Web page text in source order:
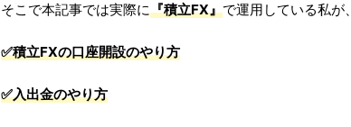
そこで本記事では実際に『積立FX』で運用している私が、
✅積立FXの口座開設のやり方
✅入出金のやり方